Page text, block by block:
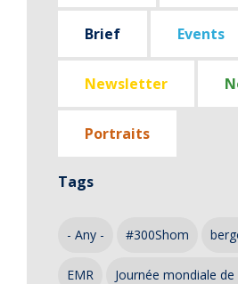
Brief Events
Newsletter
Portraits
Tags
- Any - #300Shom
EMR Journée mondiale